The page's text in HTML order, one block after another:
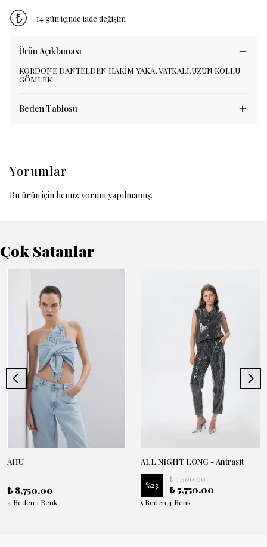
14 gün içinde iade değişim
Ürün Açıklaması
KORDONE DANTELDEN HAKİM YAKA, VATKALI,UZUN KOLLU
GÖMLEK
Beden Tablosu
Yorumlar
Bu ürün için henüz yorum yapılmamış.
Çok Satanlar
AHU
₺ 8,750.00
4 Beden 1 Renk
ALL NIGHT LONG - Antrasit
%23
₺ 7,500.00
₺ 5,750.00
5 Beden 4 Renk